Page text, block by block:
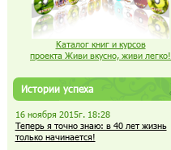
Каталог книг и курсов
проекта Живи вкусно, живи легко!
Истории успеха
16 ноября 2015г. 18:28
Теперь я точно знаю: в 40 лет жизнь
только начинается!